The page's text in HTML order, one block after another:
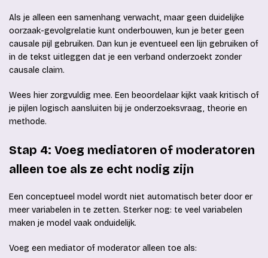
Als je alleen een samenhang verwacht, maar geen duidelijke
oorzaak-gevolgrelatie kunt onderbouwen, kun je beter geen
causale pijl gebruiken. Dan kun je eventueel een lijn gebruiken of
in de tekst uitleggen dat je een verband onderzoekt zonder
causale claim.
Wees hier zorgvuldig mee. Een beoordelaar kijkt vaak kritisch of
je pijlen logisch aansluiten bij je onderzoeksvraag, theorie en
methode.
Stap 4: Voeg mediatoren of moderatoren
alleen toe als ze echt nodig zijn
Een conceptueel model wordt niet automatisch beter door er
meer variabelen in te zetten. Sterker nog: te veel variabelen
maken je model vaak onduidelijk.
Voeg een mediator of moderator alleen toe als: